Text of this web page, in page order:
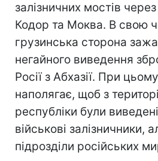
залізничних мостів через
Кодор та Моква. В свою
грузинська сторона
негайного виведення
Росії з Абхазії. При
наполягає, щоб з
республіки були
військові залізничники,
підрозділи російських